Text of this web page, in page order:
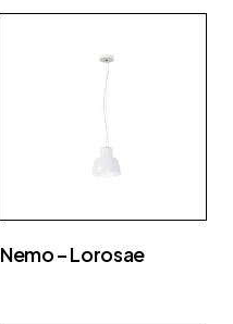
Nemo – Lorosae